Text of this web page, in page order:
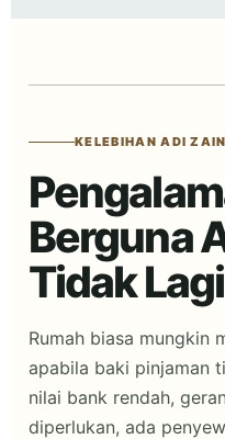
KELEBIHAN ADI
Berguna
Tidak
Rumah biasa mungkin
apabila baki pinjaman
nilai bank rendah,
diperlukan, ada